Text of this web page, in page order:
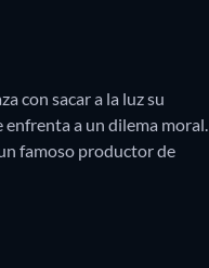
con sacar a la luz su
enfrenta a un dilema moral.
famoso productor de